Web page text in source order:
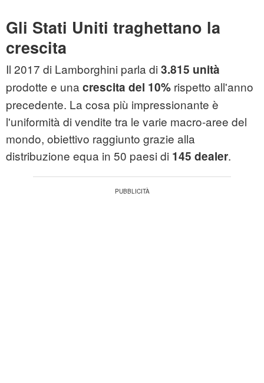
Gli Stati Uniti traghettano la
crescita
Il 2017 di Lamborghini parla di 3.815 unità
prodotte e una crescita del 10% rispetto all'anno
precedente. La cosa più impressionante è
l'uniformità di vendite tra le varie macro-aree del
mondo, obiettivo raggiunto grazie alla
distribuzione equa in 50 paesi di 145 dealer.